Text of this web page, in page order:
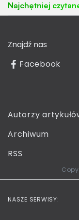
Najchętniej
Znajdź nas
Facebook
Autorzy
Archiwum
RSS
NASZE SERWISY: